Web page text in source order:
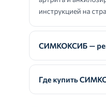
инструкцией на
СИМКОКСИБ —
Где купить